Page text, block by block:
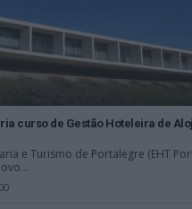
curso de Gestão Hoteleira de
e Turismo de Portalegre (EHT